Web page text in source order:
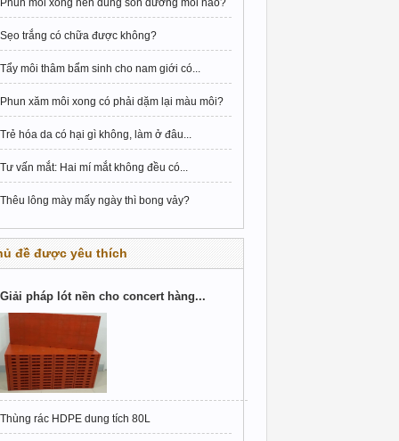
Phun môi xong nên dùng son dưỡng môi nào?
Sẹo trắng có chữa được không?
Tẩy môi thâm bẩm sinh cho nam giới có...
Phun xăm môi xong có phải dặm lại màu môi?
Trẻ hóa da có hại gì không, làm ở đâu...
Tư vấn mắt: Hai mí mắt không đều có...
Thêu lông mày mấy ngày thì bong vảy?
đề được yêu thích
Giải pháp lót nền cho concert hàng...
Thùng rác HDPE dung tích 80L